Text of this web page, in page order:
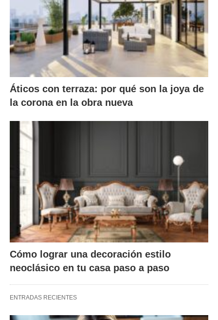
Áticos con terraza: por qué son la joya de
la corona en la obra nueva
Cómo lograr una decoración estilo
neoclásico en tu casa paso a paso
ENTRADAS RECIENTES